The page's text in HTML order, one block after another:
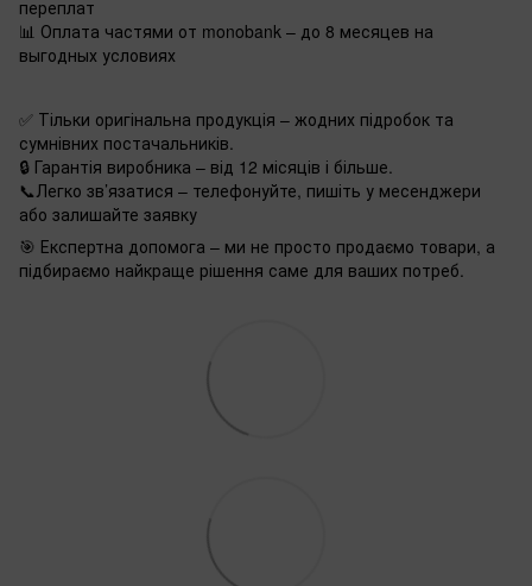
переплат
📊 Оплата частями от monobank – до 8 месяцев на
выгодных условиях
✅ Тільки оригінальна продукція – жодних підробок та
сумнівних постачальників.
🔒 Гарантія виробника – від 12 місяців і більше.
📞Легко зв’язатися – телефонуйте, пишіть у месенджери
або залишайте заявку
🎯 Експертна допомога – ми не просто продаємо товари, а
підбираємо найкраще рішення саме для ваших потреб.